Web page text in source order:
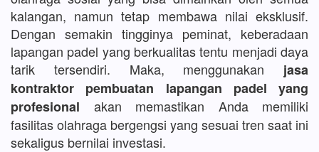
kalangan, namun tetap membawa nilai eksklusif.
Dengan semakin tingginya peminat, keberadaan
lapangan padel yang berkualitas tentu menjadi daya
tarik tersendiri. Maka, menggunakan jasa
kontraktor pembuatan lapangan padel yang
profesional akan memastikan Anda memiliki
fasilitas olahraga bergengsi yang sesuai tren saat ini
sekaligus bernilai investasi.